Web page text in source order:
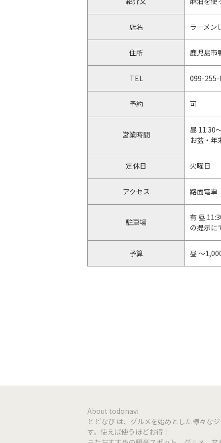
店名 ラーメン
住所 鹿児島市
TEL 099-255-
予約 可
営業時間
昼 11:30
お盆・年
定休日 火曜日
アクセス 路面電車
駐車場
有 昼
の提示に
予算 昼 ～
席数
テーブ
About todonavi
とどなび は、グルメを始めとした様々な
す。使えば使うほどお得！